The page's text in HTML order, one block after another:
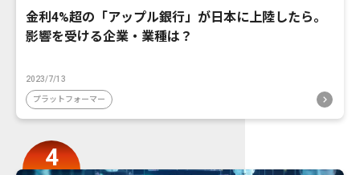
金利4%超の「アップル銀行」が日本に上陸したら。
影響を受ける企業・業種は？
2023/7/13
プラットフォーマー